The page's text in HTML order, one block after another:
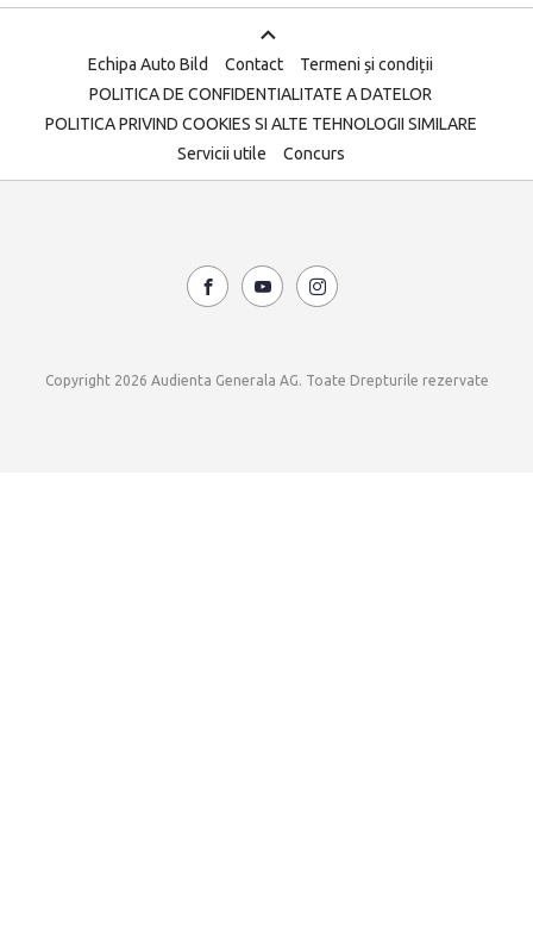
Echipa Auto Bild Contact
Termeni și condiții
POLITICA DE CONFIDENTIALITATE A DATELOR
POLITICA PRIVIND COOKIES SI ALTE TEHNOLOGII SIMILARE
Servicii utile
Concurs
Copyright 2026 Audienta Generala AG. Toate Drepturile rezervate